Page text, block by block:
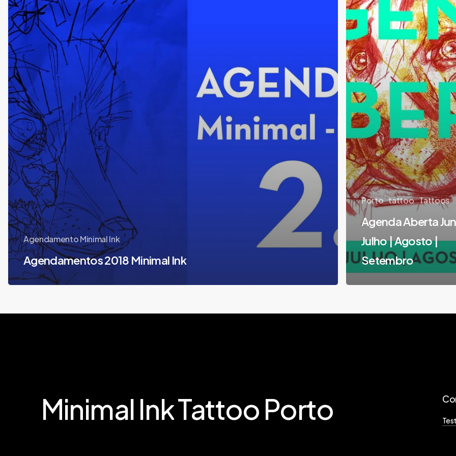
Agendamento Minimal Ink
Agendamentos 2018 Minimal Ink
|
Agosto
|
Setembro
Porto tattoo Tattoos
Agenda Aberta
Julho | Agosto |
Setembro
MinimalInkTattooPorto